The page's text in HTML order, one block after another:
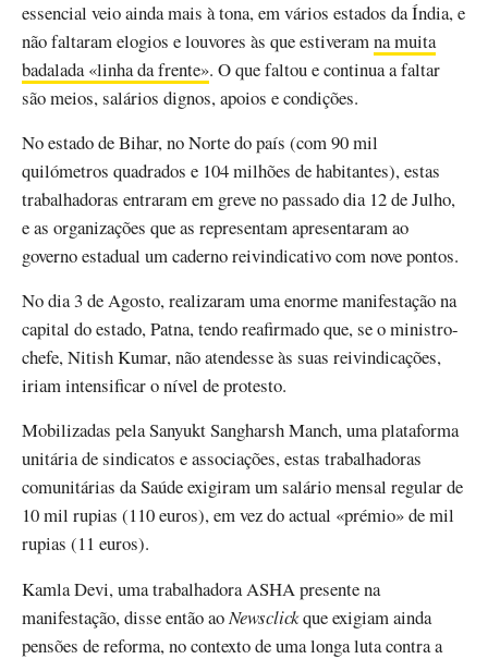
essencial veio ainda mais à tona, em vários estados da Índia, e
não faltaram elogios e louvores às que estiveramna muita
badalada «linha da frente». O que faltou e continua a faltar
são meios, salários dignos, apoios e condições.
No estado de Bihar, no Norte do país (com 90 mil
quilómetros quadrados e 104 milhões de habitantes), estas
trabalhadoras entraram em greve no passado dia 12 de Julho,
e as organizações que as representam apresentaram ao
governo estadual um caderno reivindicativo com nove pontos.
No dia 3 de Agosto, realizaram uma enorme manifestação na
capital do estado, Patna, tendo reafirmado que, se o ministro-
chefe, Nitish Kumar, não atendesse às suas reivindicações,
iriam intensificar o nível de protesto.
Mobilizadas pela Sanyukt Sangharsh Manch, uma plataforma
unitária de sindicatos e associações, estas trabalhadoras
comunitárias da Saúde exigiram um salário mensal regular de
10 mil rupias (110 euros), em vez do actual «prémio» de mil
rupias (11 euros).
Kamla Devi, uma trabalhadora ASHA presente na
manifestação, disse então aoNewsclickque exigiam ainda
pensões de reforma, no contexto de uma longa luta contra a